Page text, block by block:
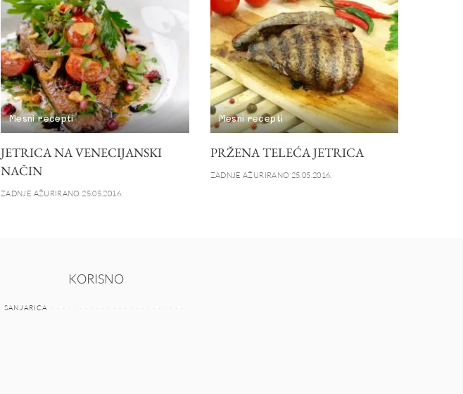
Mesni recepti
JETRICA NA VENECIJANSKI
NAČIN
ZADNJE AŽURIRANO 25.05.2016.
Mesni recepti
PRŽENA TELEĆA JETRICA
ZADNJE AŽURIRANO 25.05.2016.
KORISNO
SANJARICA